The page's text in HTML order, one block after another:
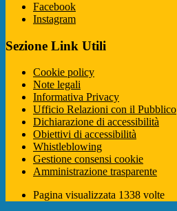
Facebook
Instagram
Sezione Link Utili
Cookie policy
Note legali
Informativa Privacy
Ufficio Relazioni con il Pubblico
Dichiarazione di accessibilità
Obiettivi di accessibilità
Whistleblowing
Gestione consensi cookie
Amministrazione trasparente
Pagina visualizzata 1338 volte